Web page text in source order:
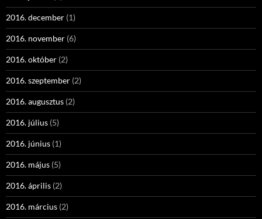
2016. december (1)
2016. november (6)
2016. október (2)
2016. szeptember (2)
2016. augusztus (2)
2016. július (5)
2016. június (1)
2016. május (5)
2016. április (2)
2016. március (2)